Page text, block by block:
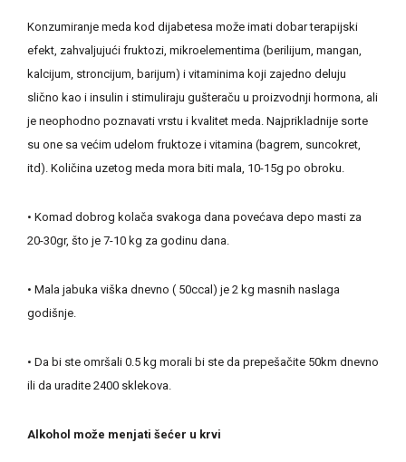
Konzumiranje meda kod dijabetesa može imati dobar terapijski
efekt, zahvaljujući fruktozi, mikroelementima (berilijum, mangan,
kalcijum, stroncijum, barijum) i vitaminima koji zajedno deluju
slično kao i insulin i stimuliraju gušteraču u proizvodnji hormona, ali
je neophodno poznavati vrstu i kvalitet meda. Najprikladnije sorte
su one sa većim udelom fruktoze i vitamina (bagrem, suncokret,
itd). Količina uzetog meda mora biti mala, 10-15g po obroku.
• Komad dobrog kolača svakoga dana povećava depo masti za
20-30gr, što je 7-10 kg za godinu dana.
• Mala jabuka viška dnevno ( 50ccal) je 2 kg masnih naslaga
godišnje.
• Da bi ste omršali 0.5 kg morali bi ste da prepešačite 50km dnevno
ili da uradite 2400 sklekova.
Alkohol može menjati šećer u krvi